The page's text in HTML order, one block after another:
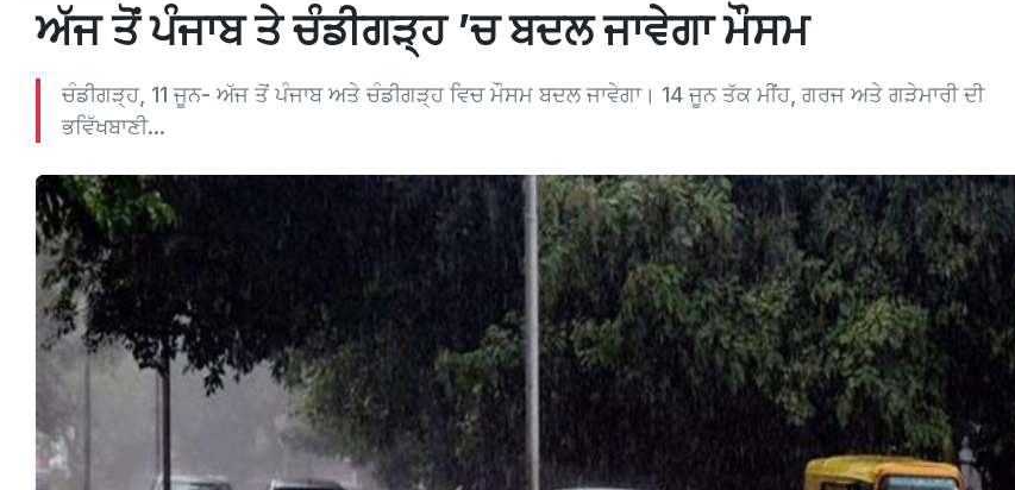
ਅੱਜ ਤੋਂ ਪੰਜਾਬ ਤੇ ਚੰਡੀਗੜ੍ਹ ’ਚ ਬਦਲ ਜਾਵੇਗਾ ਮੌਸਮ
ਚੰਡੀਗੜ੍ਹ, 11 ਜੂਨ- ਅੱਜ ਤੋਂ ਪੰਜਾਬ ਅਤੇ ਚੰਡੀਗੜ੍ਹ ਵਿਚ ਮੌਸਮ ਬਦਲ ਜਾਵੇਗਾ। 14 ਜੂਨ ਤੱਕ ਮੀਂਹ, ਗਰਜ ਅਤੇ ਗੜੇਮਾਰੀ ਦੀ
ਭਵਿੱਖਬਾਣੀ...